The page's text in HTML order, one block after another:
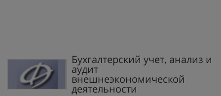
Бухгалтерский учет, анализ и
аудит
внешнеэкономической
деятельности